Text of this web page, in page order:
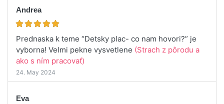
Andrea
Prednaska k teme “Detsky plac- co nam hovori?” je
vyborna! Velmi pekne vysvetlene (Strach z pôrodu a
ako s ním pracovať)
24. May 2024
Eva